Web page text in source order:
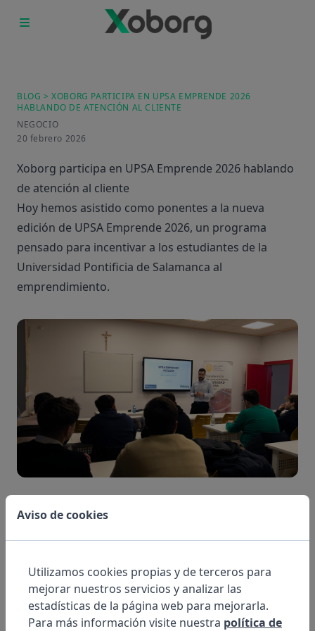
Inicio
Empleo
Blog
BLOG > XOBORG PARTICIPA EN UPSA EMPRENDE 2026
HABLANDO DE ATENCIÓN AL CLIENTE
NEGOCIO
20 febrero 2026
Xoborg participa en UPSA Emprende 2026 hablando
de atención al cliente
Hoy hemos asistido como ponentes a la nueva
edición de UPSA Emprende 2026, un programa
pensado para incentivar a los estudiantes de la
Universidad Pontificia de Salamanca al
emprendimiento.
En esta ocasión, centramos nuestra intervención en
Durante la sesión hemos querido trasladar una idea
clara y por la que nos guiamos: la atención al cliente
no es solo resolver incidencias, es construir
Aviso de cookies
Utilizamos cookies propias y de terceros para
mejorar nuestros servicios y analizar las
estadísticas de la página web para mejorarla.
Para más información visite nuestra política de